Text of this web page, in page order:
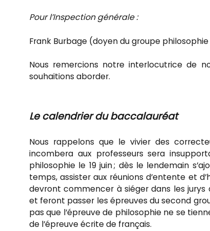
Pour l’Inspection générale :
Frank Burbage (doyen du groupe
Nous remercions notre interlocutrice de
souhaitions aborder.
Le calendrier du baccalauréat
Nous rappelons que le vivier des
incombera aux professeurs sera
philosophie le 19 juin ; dès le lendemain
temps, assister aux réunions d’entente et
devront commencer à siéger dans les
et feront passer les épreuves du second
pas que l’épreuve de philosophie ne se
de l’épreuve écrite de français.